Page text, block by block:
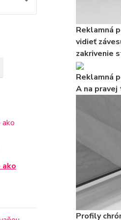
ako
Reklamná
vidieť
zakrivenie
Reklamná
A na
Profily